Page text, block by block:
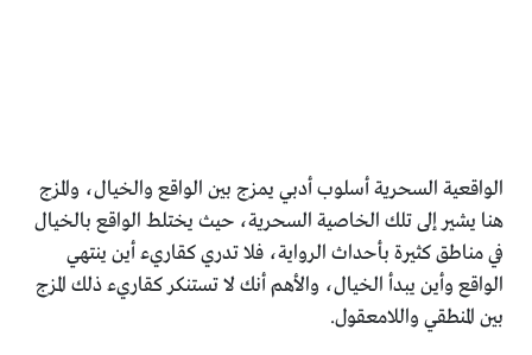
الواقعية السحرية أسلوب أدبي يمزج بين الواقع والخيال، والمزج
هنا يشير إلى تلك الخاصية السحرية، حيث يختلط الواقع بالخيال
في مناطق كثيرة بأحداث الرواية، فلا تدري كقاريء أين ينتهي
الواقع وأين يبدأ الخيال، والأهم أنك لا تستنكر كقاريء ذلك المزج
بين المنطقي واللامعقول.